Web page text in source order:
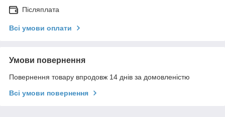
Післяплата
Всі умови оплати
Умови повернення
Повернення товару впродовж 14 днів за домовленістю
Всі умови повернення